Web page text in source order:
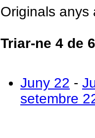
Originals anys
Triar-ne 4 de
Juny 22 -
setembre